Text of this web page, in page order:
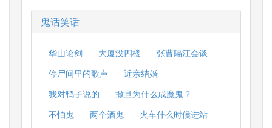
鬼话笑话
华山论剑 大厦没四楼
张曹隔江会谈
停尸间里的歌声
近亲结婚
我对鸭子说的
撒旦为什么成魔鬼？
不怕鬼
两个酒鬼
火车什么时候进站